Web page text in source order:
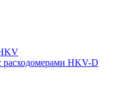
расходомерами HKV-D